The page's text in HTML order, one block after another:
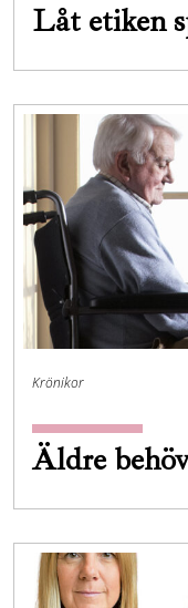
Låt etiken
Krönikor
Äldre